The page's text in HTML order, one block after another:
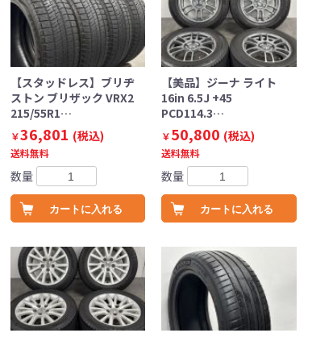
【スタッドレス】ブリヂ
ストン ブリザック VRX2
215/55R1…
￥36,801 (税込)
送料無料
数量
カートに入れる
【美品】ジーナ ライト
16in 6.5J +45
PCD114.3…
￥50,800 (税込)
送料無料
数量
カートに入れる